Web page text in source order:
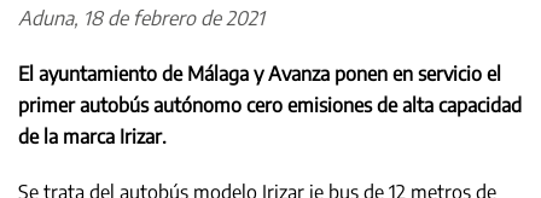
Aduna, 18 de febrero de 2021
El ayuntamiento de Málaga y Avanza ponen en servicio el
primer autobús autónomo cero emisiones de alta capacidad
de la marca Irizar.
Se trata del autobús modelo Irizar ie bus de 12 metros de